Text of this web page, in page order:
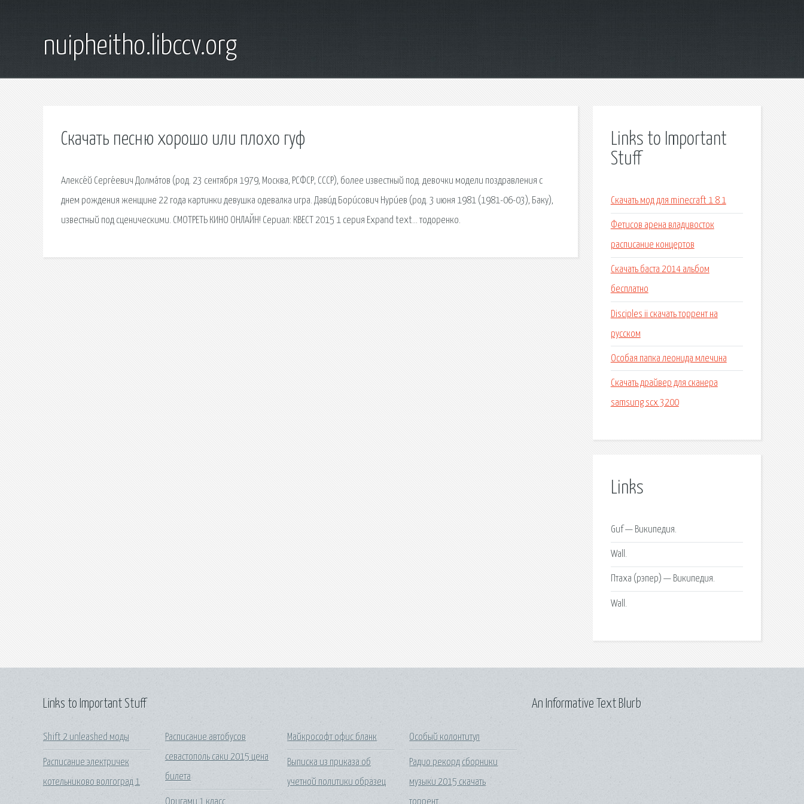
nuipheitho.libccv.org
Скачать песню хорошо или плохо гуф
Алексе́й Серге́евич Долма́тов (род. 23 сентября 1979, Москва, РСФСР, СССР), более известный под. девочки модели поздравления с
днем рождения женщине 22 года картинки девушка одевалка игра. Дави́д Бори́сович Нури́ев (род. 3 июня 1981 (1981-06-03), Баку),
известный под сценическими. СМОТРЕТЬ КИНО ОНЛАЙН! Сериал: КВЕСТ 2015 1 серия Expand text… тодоренко.
Links to Important
Stuff
Скачать мод для minecraft 1 8 1
Фетисов арена владивосток
расписание концертов
Скачать баста 2014 альбом
бесплатно
Disciples ii скачать торрент на
русском
Особая папка леонида млечина
Скачать драйвер для сканера
samsung scx 3200
Links
Guf — Википедия.
Wall.
Птаха (рэпер) — Википедия.
Wall.
Links to Important Stuff
Shift 2 unleashed моды
Расписание электричек
котельниково волгоград 1
Расписание автобусов
севастополь саки 2015 цена
билета
Майкрософт офис бланк
Выписка из приказа об
учетной политики образец
Особый колонтитул
Радио рекорд сборники
музыки 2015 скачать
An Informative Text Blurb